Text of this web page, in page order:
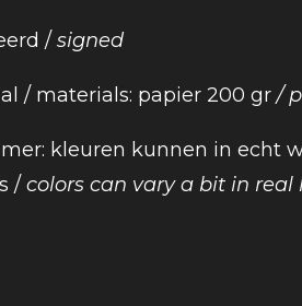
/ signed
/ materials: papier 200 gr/
kleuren kunnen in echt
/ colors can vary a bit in real